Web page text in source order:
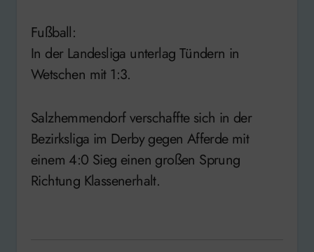
Fußball:
In der Landesliga unterlag Tündern in
Wetschen mit 1:3.
Salzhemmendorf verschaffte sich in der
Bezirksliga im Derby gegen Afferde mit
einem 4:0 Sieg einen großen Sprung
Richtung Klassenerhalt.